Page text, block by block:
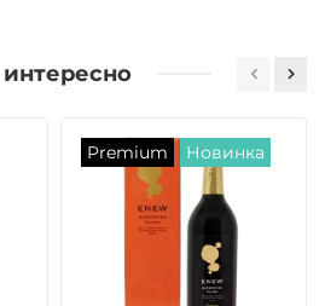
Premium Новинка